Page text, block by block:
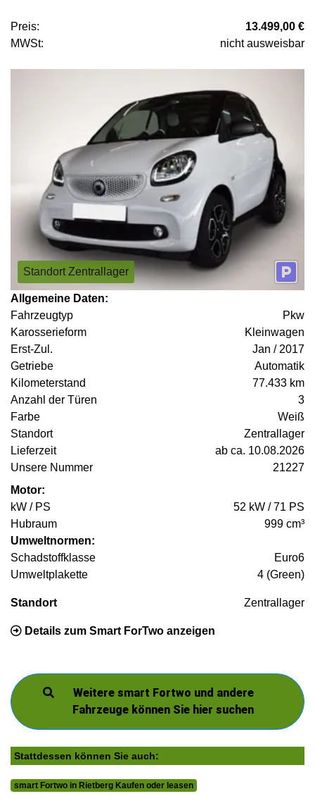
Preis:
13.499,00 €
MWSt:
nicht ausweisbar
Standort Zentrallager
Allgemeine Daten:
Fahrzeugtyp
Pkw
Karosserieform
Kleinwagen
Erst-Zul.
Jan / 2017
Getriebe
Automatik
Kilometerstand
77.433 km
Anzahl der Türen
3
Farbe
Weiß
Standort
Zentrallager
Lieferzeit
ab ca. 10.08.2026
Unsere Nummer
21227
Motor:
kW / PS
52 kW / 71 PS
Hubraum
999 cm³
Umweltnormen:
Schadstoffklasse
Euro6
Umweltplakette
4 (Green)
Standort Zentrallager
Details zum Smart ForTwo anzeigen
Weitere smart Fortwo und andere
Fahrzeuge können Sie hier suchen
Stattdessen können Sie auch:
smart Fortwo in Rietberg Kaufen oder leasen